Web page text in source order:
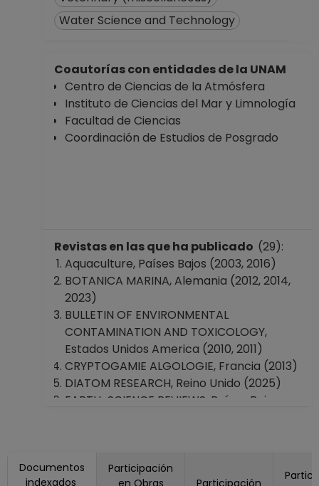
Water Science and Technology
Coautorías con entidades de la UNAM
Centro de Ciencias de la Atmósfera
Instituto de Ciencias del Mar y Limnología
Facultad de Ciencias
Coordinación de Estudios de Posgrado
Revistas en las que ha publicado (29):
Aquaculture, Países Bajos (2003, 2016)
BOTANICA MARINA, Alemania (2012, 2014,
2023)
BULLETIN OF ENVIRONMENTAL
CONTAMINATION AND TOXICOLOGY,
Estados Unidos America (2010, 2011)
CRYPTOGAMIE ALGOLOGIE, Francia (2013)
DIATOM RESEARCH, Reino Unido (2025)
EARTH-SCIENCE REVIEWS, Países Bajos
ESTUARINE COASTAL AND SHELF SCIENCE,
Documentos
indexados
Participación
en Obras
Participación